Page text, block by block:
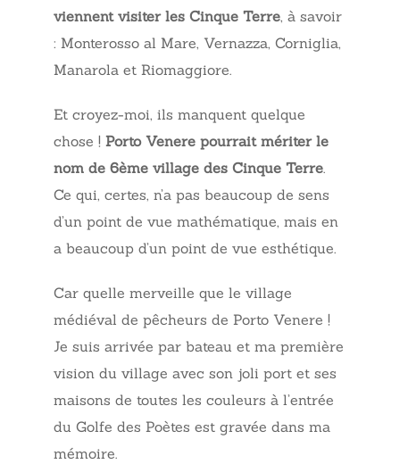
viennent visiter les Cinque Terre, à savoir
: Monterosso al Mare, Vernazza, Corniglia,
Manarola et Riomaggiore.
Et croyez-moi, ils manquent quelque
chose ! Porto Venere pourrait mériter le
nom de 6ème village des Cinque Terre.
Ce qui, certes, n’a pas beaucoup de sens
d’un point de vue mathématique, mais en
a beaucoup d’un point de vue esthétique.
Car quelle merveille que le village
médiéval de pêcheurs de Porto Venere !
Je suis arrivée par bateau et ma première
vision du village avec son joli port et ses
maisons de toutes les couleurs à l’entrée
du Golfe des Poètes est gravée dans ma
mémoire.